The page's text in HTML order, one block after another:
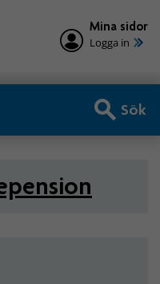
Mina sidor
Logga in
Sök